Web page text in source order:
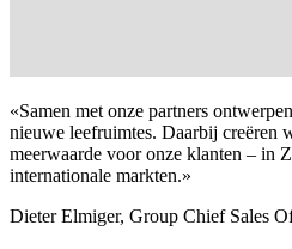
«Samen met onze partners
nieuwe leefruimtes. Daarbij creëren
meerwaarde voor onze klanten – in
internationale markten.»
Dieter Elmiger, Group Chief Sales